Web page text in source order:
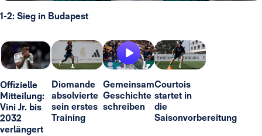
1-2: Sieg in Budapest
Offizielle
Mitteilung:
Vini Jr. bis
2032
verlängert
Diomande
absolvierte
sein erstes
Training
Gemeinsam
Geschichte
schreiben
Courtois
startet in
die
Saisonvorbereitung